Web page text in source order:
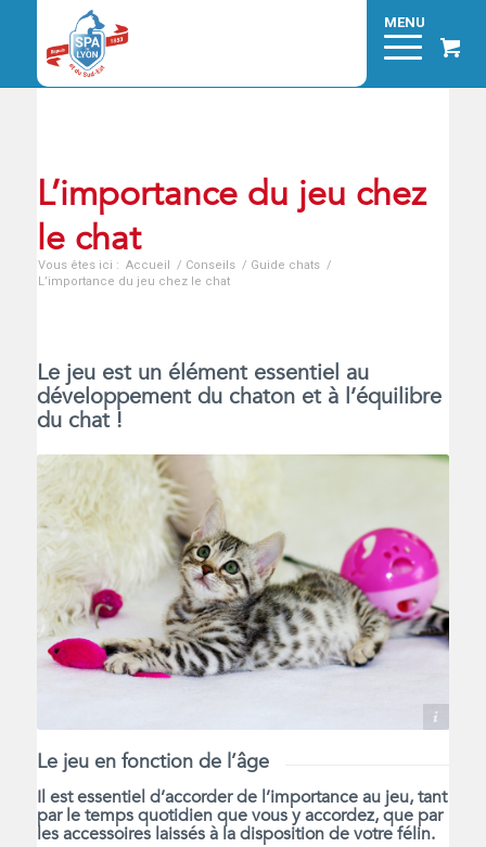
L’importance du jeu chez
le chat
Vous êtes ici : Accueil / Conseils / Guide chats /
L’importance du jeu chez le chat
Le jeu est un élément essentiel au
développement du chaton et à l’équilibre
du chat !
Le jeu en fonction de l’âge
Il est essentiel d’accorder de l’importance au jeu, tant
par le temps quotidien que vous y accordez, que par
les accessoires laissés à la disposition de votre félin.